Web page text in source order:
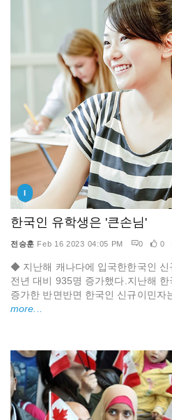
I
한국인 유학생은 '큰손님'
전승훈 Feb 16 2023 04:05 PM 0 0
◆ 지난해 캐나다에 입국한한국인 신
전년 대비 935명 증가했다.지난해
증가한 반면반면 한국인 신규이민자
more...